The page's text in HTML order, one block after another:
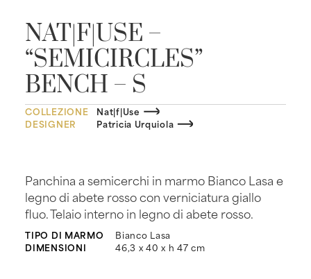
NAT|F|USE –
“SEMICIRCLES”
BENCH – S
COLLEZIONE
Nat|f|Use
DESIGNER
Patricia Urquiola
Panchina a semicerchi in marmo Bianco Lasa e
legno di abete rosso con verniciatura giallo
fluo. Telaio interno in legno di abete rosso.
TIPO DI MARMO
Bianco Lasa
DIMENSIONI
46,3 x 40 x h 47 cm